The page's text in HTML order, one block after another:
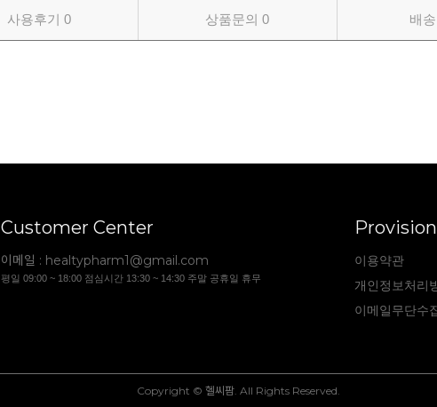
사용후기0 상품문의0 배
Customer Center
이메일 : healtypharm1@gmail.com
평일 09:00 ~ 18:00 점심시간 13:30 ~ 14:30 주말 공휴일 휴무
Provision
이용약관
개인정보처리
이메일무단수
Copyright © 헬씨팜. All Rights Reserved.